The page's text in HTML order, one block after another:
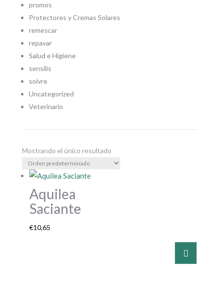
promos
Protectores y Cremas Solares
remescar
repavar
Salud e Higiene
sensilis
soivre
Uncategorized
Veterinario
Mostrando el único resultado
Aquilea
Saciante
€10,65